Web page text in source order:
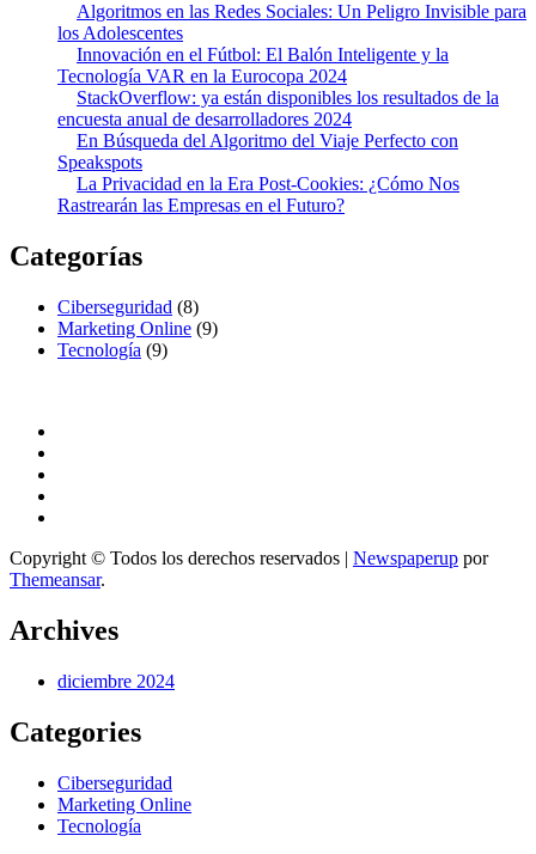
Algoritmos en las Redes Sociales: Un Peligro Invisible para
los Adolescentes
Innovación en el Fútbol: El Balón Inteligente y la
Tecnología VAR en la Eurocopa 2024
StackOverflow: ya están disponibles los resultados de la
encuesta anual de desarrolladores 2024
En Búsqueda del Algoritmo del Viaje Perfecto con
Speakspots
La Privacidad en la Era Post-Cookies: ¿Cómo Nos
Rastrearán las Empresas en el Futuro?
Categorías
Ciberseguridad (8)
Marketing Online (9)
Tecnología (9)
Copyright © Todos los derechos reservados | Newspaperup por
Themeansar.
Archives
diciembre 2024
Categories
Ciberseguridad
Marketing Online
Tecnología